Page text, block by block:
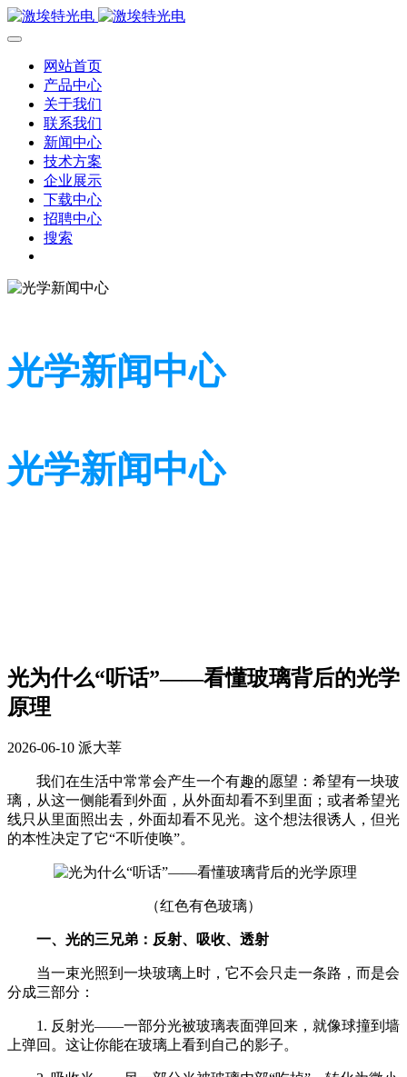
网站首页
产品中心
关于我们
联系我们
新闻中心
技术方案
企业展示
下载中心
招聘中心
搜索
光学新闻中心
光学新闻中心
光为什么“听话”——看懂玻璃背后的光学
原理
2026-06-10 派大莘
我们在生活中常常会产生一个有趣的愿望：希望有一块玻
璃，从这一侧能看到外面，从外面却看不到里面；或者希望光
线只从里面照出去，外面却看不见光。这个想法很诱人，但光
的本性决定了它“不听使唤”。
（红色有色玻璃）
一、光的三兄弟：反射、吸收、透射
当一束光照到一块玻璃上时，它不会只走一条路，而是会
分成三部分：
1. 反射光——一部分光被玻璃表面弹回来，就像球撞到墙
上弹回。这让你能在玻璃上看到自己的影子。